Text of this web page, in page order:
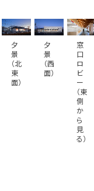
夕
景
（北
東
面）
夕
景
（西
面）
窓
口
ロ
ビ
ー
（東
側
か
ら
見
る）